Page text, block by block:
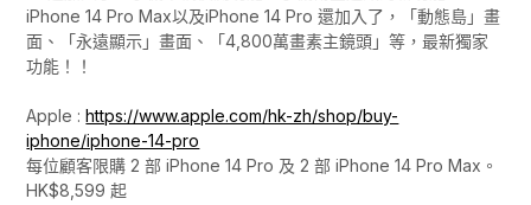
iPhone 14 Pro Max以及iPhone 14 Pro 還加入了，「動態島」畫
面、「永遠顯示」畫面、「4,800萬畫素主鏡頭」等，最新獨家
功能！！
Apple :https://www.apple.com/hk-zh/shop/buy-
iphone/iphone-14-pro
每位顧客限購 2 部 iPhone 14 Pro 及 2 部 iPhone 14 Pro Max。
HK$8,599 起